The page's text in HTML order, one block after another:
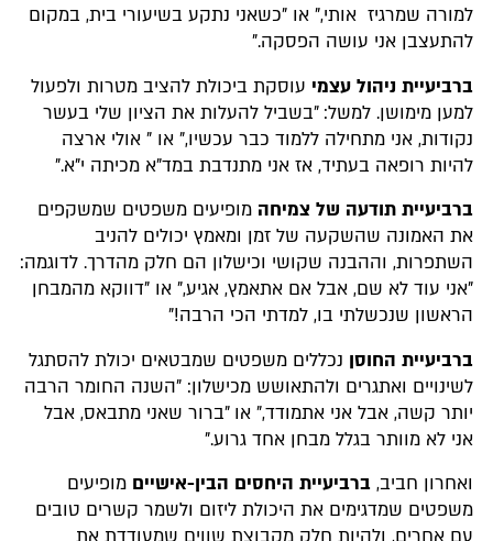
למורה שמרגיז אותי," או "כשאני נתקע בשיעורי בית, במקום
להתעצבן אני עושה הפסקה."
ברביעיית ניהול עצמי עוסקת ביכולת להציב מטרות ולפעול
למען מימושן. למשל: "בשביל להעלות את הציון שלי בעשר
נקודות, אני מתחילה ללמוד כבר עכשיו," או " אולי ארצה
להיות רופאה בעתיד, אז אני מתנדבת במד"א מכיתה י"א."
ברביעיית תודעה של צמיחה מופיעים משפטים שמשקפים
את האמונה שהשקעה של זמן ומאמץ יכולים להניב
השתפרות, וההבנה שקושי וכישלון הם חלק מהדרך. לדוגמה:
"אני עוד לא שם, אבל אם אתאמץ, אגיע," או "דווקא מהמבחן
הראשון שנכשלתי בו, למדתי הכי הרבה!"
ברביעיית החוסן נכללים משפטים שמבטאים יכולת להסתגל
לשינויים ואתגרים ולהתאושש מכישלון: "השנה החומר הרבה
יותר קשה, אבל אני אתמודד," או "ברור שאני מתבאס, אבל
אני לא מוותר בגלל מבחן אחד גרוע."
ואחרון חביב, ברביעיית היחסים הבין-אישיים מופיעים
משפטים שמדגימים את היכולת ליזום ולשמר קשרים טובים